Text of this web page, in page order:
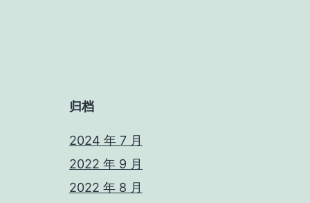
归档
2024 年 7 月
2022 年 9 月
2022 年 8 月